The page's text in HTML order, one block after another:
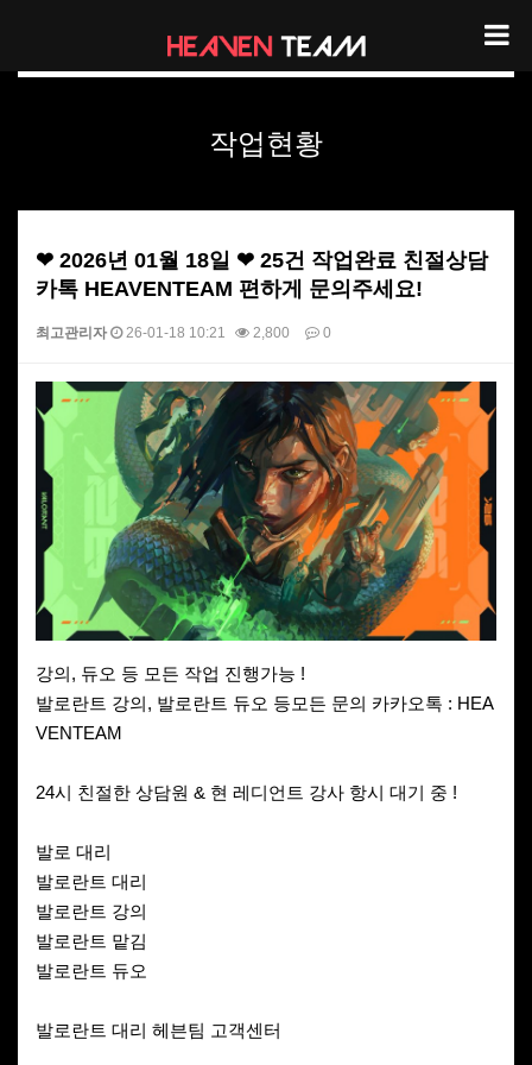
헤븐팀 작업현황
작업현황
❤ 2026년 01월 18일 ❤ 25건 작업완료 친절상담
카톡 HEAVENTEAM 편하게 문의주세요!
최고관리자 26-01-18 10:21 2,800 0
강의, 듀오 등 모든 작업 진행가능 !
발로란트 강의, 발로란트 듀오 등모든 문의 카카오톡 : HEA
VENTEAM
24시 친절한 상담원 & 현 레디언트 강사 항시 대기 중 !
발로 대리
발로란트 대리
발로란트 강의
발로란트 맡김
발로란트 듀오
발로란트 대리 헤븐팀 고객센터